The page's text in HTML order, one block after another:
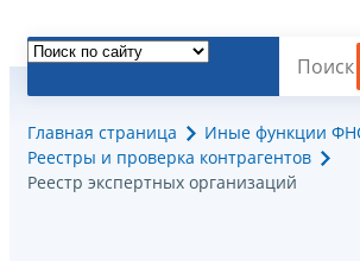
Главная страница
Иные функции
Реестры и проверка контрагентов
Реестр экспертных организаций